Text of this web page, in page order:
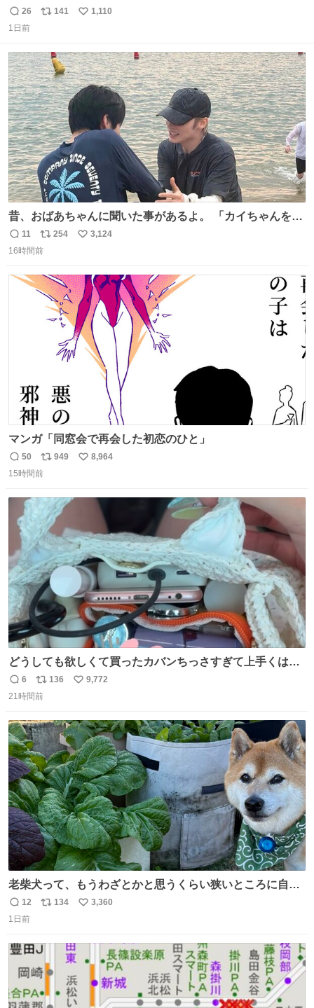
ね 運転士は日本人やったのなら韓国人は関係ないし、なん
なら68歳も関係ない…
返
信
26
リ
ト
数
141
い
数
1,110
1日前
昔、おばあちゃんに聞いた事があるよ。 「カイちゃんをい
じめると、アイツが海から上がって来るぞ。」って。
返
信
11
リ
ポ
ト
数
254
い
数
3,124
16時間前
マンガ「同窓会で再会した初恋のひと」
返
信
50
リ
ポ
ト
数
949
い
8,964
15時間前
どうしても欲しくて買ったカバンちっさすぎて上手くはめ
ないと荷物入らん。女のカバンってなんでこんなちっさい
の
返
信
6
リ
ポ
ト
数
136
い
数
9,772
21時間前
老柴犬って、もうわざとかと思うくらい狭いところに自ら
はまりにいくじゃないですか？ 今朝ガーデニングしてる飼
い主の間にはまってきて、最高に可愛かった♥️
返
信
12
リ
ト
数
134
い
3,360
1日前